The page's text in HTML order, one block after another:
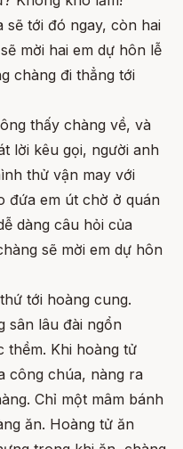
sẽ tới đó ngay, còn hai
mời hai em dự hôn lễ
chàng đi thẳng tới
thấy chàng về, và
lời kêu gọi, người anh
thử vận may với
đứa em út chờ ở quán
dàng câu hỏi của
sẽ mời em dự hôn
tới hoàng cung.
sân lâu đài ngổn
thềm. Khi hoàng tử
công chúa, nàng ra
Chỉ một mâm bánh
ăn. Hoàng tử ăn